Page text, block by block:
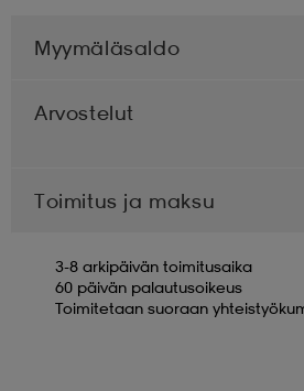
Myymäläsaldo
Arvostelut
Toimitus ja maksu
3-8 arkipäivän toimitusaika
60 päivän palautusoikeus
Toimitetaan suoraan